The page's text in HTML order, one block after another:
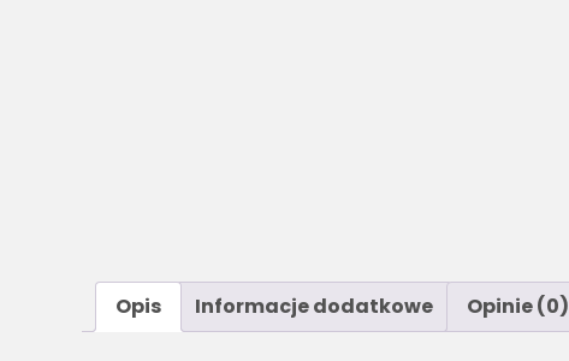
Opis Informacje dodatkowe Opinie (0)